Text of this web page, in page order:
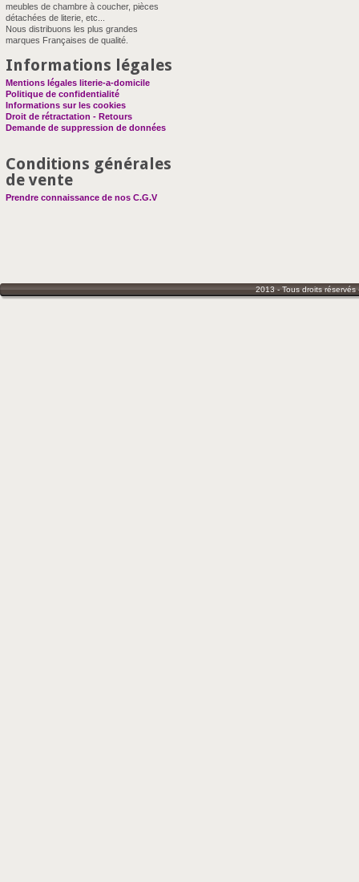
meubles de chambre à coucher, pièces
détachées de literie, etc...
Nous distribuons les plus grandes
marques Françaises de qualité.
Informations légales
Mentions légales literie-a-domicile
Politique de confidentialité
Informations sur les cookies
Droit de rétractation - Retours
Demande de suppression de données
Conditions générales
de vente
Prendre connaissance de nos C.G.V
2013 - Tous droits